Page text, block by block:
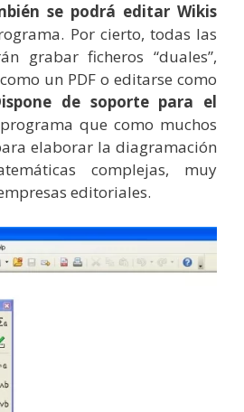
se podrá editar Wikis
Por cierto, todas las
grabar ficheros “duales”,
un PDF o editarse como
de soporte para el
que como muchos
elaborar la diagramación
complejas, muy
editoriales.